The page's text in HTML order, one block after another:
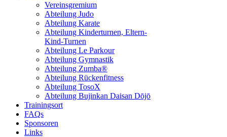
Vereinsgremium
Abteilung Judo
Abteilung Karate
Abteilung Kinderturnen, Eltern-
Kind-Turnen
Abteilung Le Parkour
Abteilung Gymnastik
Abteilung Zumba®
Abteilung Rückenfitness
Abteilung TosoX
Abteilung Bujinkan Daisan Dōjō
Trainingsort
FAQs
Sponsoren
Links